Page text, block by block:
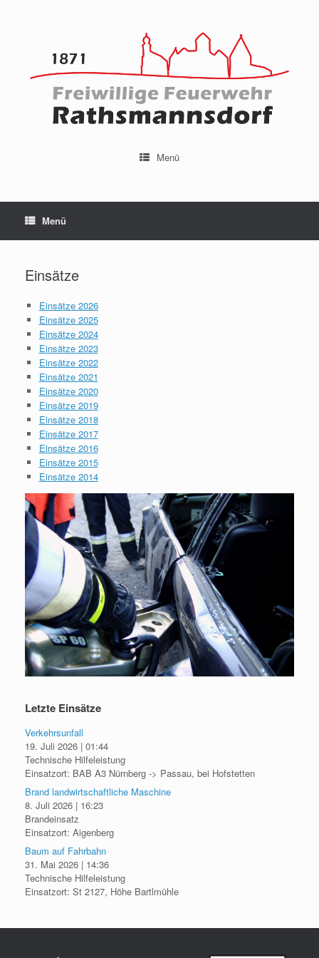
Menü
Menü
Einsätze
Einsätze 2026
Einsätze 2025
Einsätze 2024
Einsätze 2023
Einsätze 2022
Einsätze 2021
Einsätze 2020
Einsätze 2019
Einsätze 2018
Einsätze 2017
Einsätze 2016
Einsätze 2015
Einsätze 2014
Letzte Einsätze
Verkehrsunfall
19. Juli 2026 | 01:44
Technische Hilfeleistung
Einsatzort: BAB A3 Nürnberg -> Passau, bei Hofstetten
Brand landwirtschaftliche Maschine
8. Juli 2026 | 16:23
Brandeinsatz
Einsatzort: Aigenberg
Baum auf Fahrbahn
31. Mai 2026 | 14:36
Technische Hilfeleistung
Einsatzort: St 2127, Höhe Bartlmühle